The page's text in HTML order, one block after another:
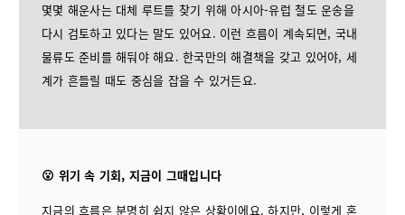
몇몇 해운사는 대체 루트를 찾기 위해 아시아-유럽 철도 운송을
다시 검토하고 있다는 말도 있어요. 이런 흐름이 계속되면, 국내
물류도 준비를 해둬야 해요. 한국만의 해결책을 갖고 있어야, 세
계가 흔들릴 때도 중심을 잡을 수 있거든요.
😮 위기 속 기회, 지금이 그때입니다
지금의 흐름은 분명히 쉽지 않은 상황이에요. 하지만, 이렇게 혼